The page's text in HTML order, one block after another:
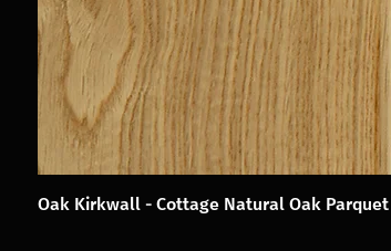
Oak Kirkwall - Cottage Natural Oak Parquet